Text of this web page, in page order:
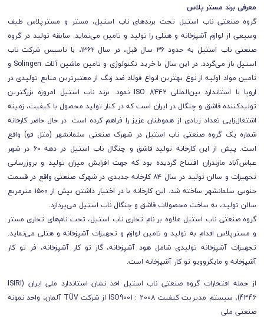
معرفی برند مستر پلاس
گروه صنعتی ناب استیل تحت برندهای ناب استیل، مستر و مسترپلاس طیف
وسیعی از لوازم آشپزخانه و هتلی را تولید و تامین می‌نماید. سابقه تولید در گروه
صنعتی ناب استیل به حدود ۳۶ سال قبل، در سال ۱۳۶۲، با تاسیس شرکت ناب
استیل باز می‌گردد. در این سال با خرید تکنولوژی و تامین ماشین آلات Solingen و
تامین مواد اولیه از نوع بهترین انواع فولاد ضد زنگ از معتبرترین منابع تولیدی در
اروپا با استاندارد بین‌المللی ISO 8442 نمود. برند ناب استیل امروزه بزرگترین
تولیدکننده قاشق و چنگال در ایران است که در کنار تولید محصول با کیفیت، زمینه
اشتغال‌زایی تعداد زیادی از هموطنان عزیز را فراهم کرده است. در حال حاضر کارخانه
شماره یک گروه صنعتی ناب استیل در شهرک صنعتی سلمانشهر (متل قو) واقع
است. پیش از این کارخانه تولید قاشق و چنگال ناب استیل در دهه ۶۰ در شهر
عباس‌آباد مازندران افتتاح گردیده بود که جهت افزایش میزان تولید و بروزرسانی
تجهیزات و سالن تولید در سال ۸۴ کارخانه جدیدی در شهرک صنعتی واقع در قسمت
جنوبی سلمانشهر ساخته شد. این کارخانه با در اختیار داشتن بیش از ۱۵۰۰ مترمربع
سالن تولید، به ساخت محصولات قاشق و چنگال ناب استیل می‌پردازد.
گروه صنعتی ناب استیل علاوه بر نام تجاری ناب استیل، تحت نام‌های تجاری مستر
و مسترپلاس اقدام به تولید و تامین لوازم و تجهیزات آشپزخانه و هتلی می‌نماید.
تجهیزات آشپزخانه تولیدی شامل هود آشپزخانه، گاز تو کار آشپزخانه، فر تو کار
آشپزخانه و مایکروویو تو کار آشپزخانه است.
از جمله افتخارات گروه صنعتی ناب استیل اخذ نشان استاندارد ملی ایران (ISIRI
4346)، سیستم مديريت كیفیت ISO9001 : 2008 از شركت TÜV آلمان، واحد نمونه
صنعتی ملی